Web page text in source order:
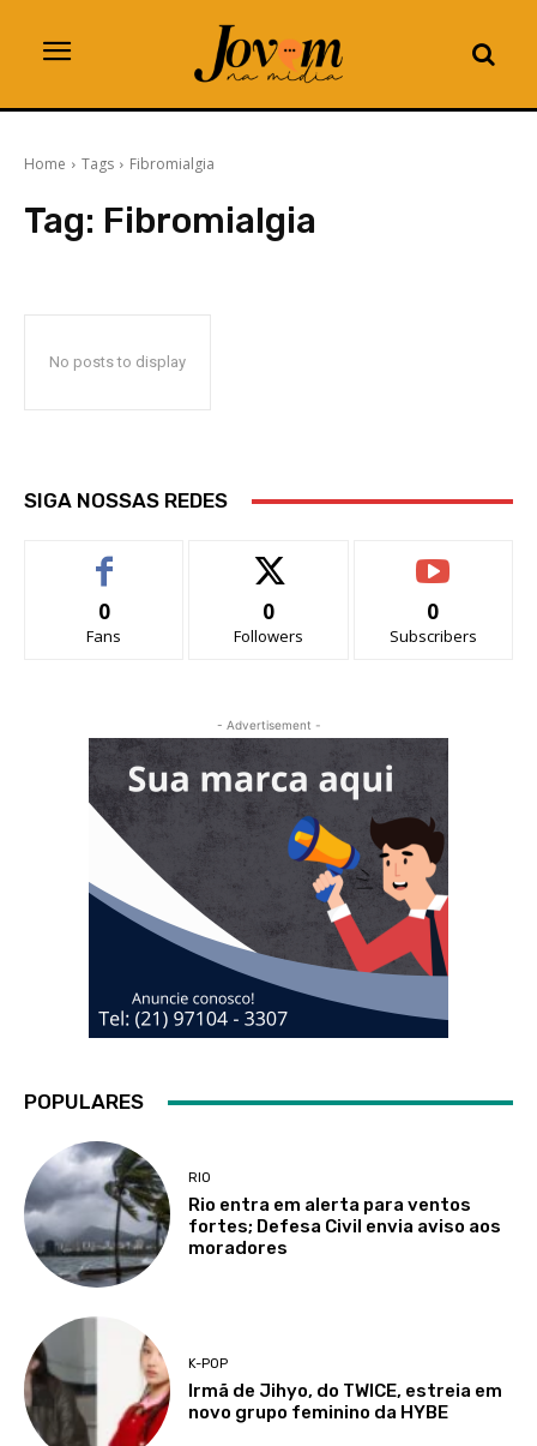
Home Tags Fibromialgia
Tag: Fibromialgia
No posts to display
SIGA NOSSAS REDES
0
Fans
0
Followers
0
Subscribers
- Advertisement -
POPULARES
RIO
Rio entra em alerta para ventos
fortes; Defesa Civil envia aviso aos
moradores
K-POP
Irmã de Jihyo, do TWICE, estreia em
novo grupo feminino da HYBE